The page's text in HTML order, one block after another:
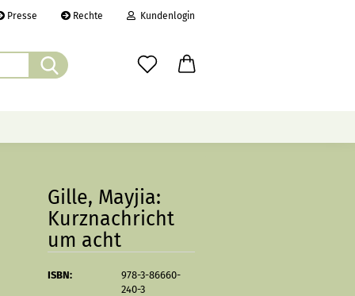
Presse Rechte Kundenlogin
Suche...
Gille, Mayjia:
Kurznachricht
um acht
ISBN:
978-3-86660-
240-3